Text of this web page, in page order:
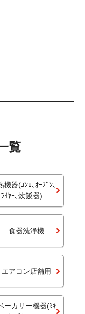
覧
機器(ｺﾝﾛ､ｵｰﾌﾞﾝ､
ｲﾔｰ､炊飯器)
食器洗浄機
エアコン店舗用
ーカリー機器(ﾐｷ